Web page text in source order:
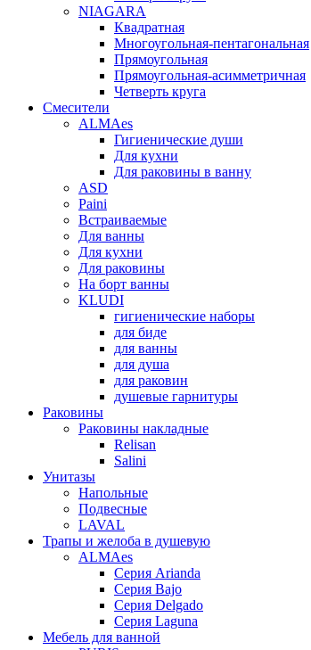
NIAGARA
Квадратная
Многоугольная-пентагональная
Прямоугольная
Прямоугольная-асимметричная
Четверть круга
Смесители
ALMAes
Гигиенические души
Для кухни
Для раковины в ванну
ASD
Paini
Встраиваемые
Для ванны
Для кухни
Для раковины
На борт ванны
KLUDI
гигиенические наборы
для биде
для ванны
для душа
для раковин
душевые гарнитуры
Раковины
Раковины накладные
Relisan
Salini
Унитазы
Напольные
Подвесные
LAVAL
Трапы и желоба в душевую
ALMAes
Серия Arianda
Серия Bajo
Серия Delgado
Серия Laguna
Мебель для ванной